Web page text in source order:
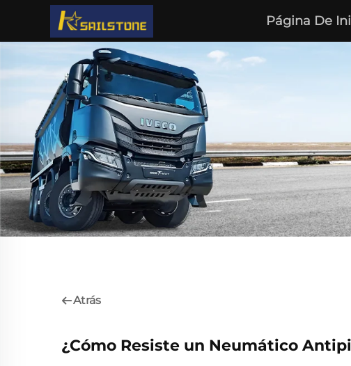
Página De
Atrás
¿Cómo Resiste un Neumático